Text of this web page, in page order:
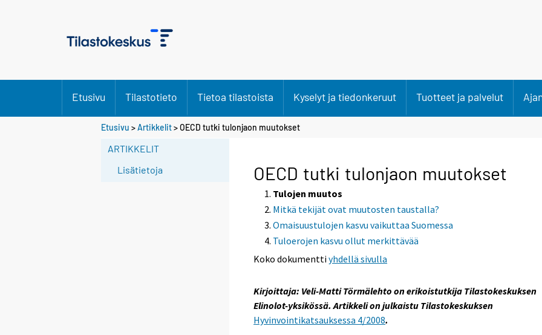
Etusivu Tilastotieto Tietoa tilastoista Kyselyt ja tiedonkeruut Tuotteet ja palvelut
Etusivu >Artikkelit> OECD tutki tulonjaon muutokset
ARTIKKELIT
Lisätietoja
OECD tutki tulonjaon muutokset
Tulojen muutos
Mitkä tekijät ovat muutosten taustalla?
Omaisuustulojen kasvu vaikuttaa Suomessa
Tuloerojen kasvu ollut merkittävää
Koko dokumenttiyhdellä sivulla
Kirjoittaja: Veli-Matti Törmälehto on erikoistutkija Tilastokeskuksen
Elinolot-yksikössä. Artikkeli on julkaistu Tilastokeskuksen
Hyvinvointikatsauksessa 4/2008.